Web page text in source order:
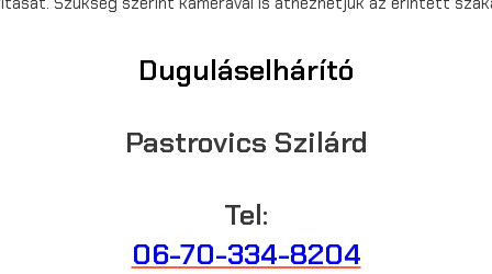
Duguláselhárító
Pastrovics Szilárd
Tel:
06-70-334-8204